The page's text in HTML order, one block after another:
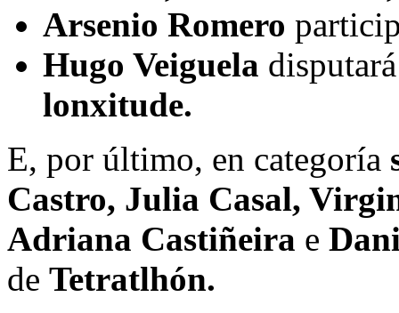
Arsenio Romero
Hugo Veiguela
lonxitude.
E, por último, en categoría
Castro, Julia Casal,
Adriana Castiñeira e
de Tetratlhón.